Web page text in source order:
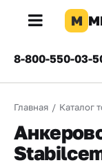
×
КОМПАНИЯ
О
компании
М
8-800-550-03-
Главная / Каталог